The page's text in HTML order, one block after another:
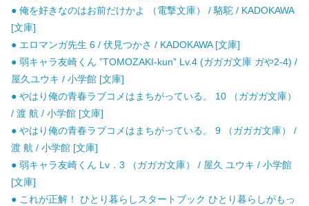
● 俺を好きなのはお前だけかよ （電撃文庫） / 駱駝 / KADOKAWA
[文庫]
● エロマンガ先生 6 / 伏見つかさ / KADOKAWA [文庫]
● 弱キャラ友崎くん ”TOMOZAKI-kun” Lv.4 (ガガガ文庫 ガや2-4) /
屋久ユウキ / 小学館 [文庫]
● やはり俺の青春ラブコメはまちがっている。 10 （ガガガ文庫）
/ 渡 航 / 小学館 [文庫]
● やはり俺の青春ラブコメはまちがっている。 9 （ガガガ文庫） /
渡 航 / 小学館 [文庫]
● 弱キャラ友崎くん Lv．3 （ガガガ文庫） / 屋久 ユウキ / 小学館
[文庫]
● これが正解！ ひとり暮らしスタートブック ひとり暮らしがもっ